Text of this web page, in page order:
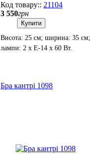
21104
3 550грн
Купити
Висота: 25 см; ширина: 35 см;
лампи: 2 х Е-14 х 60 Вт.
Бра кантрі 1098